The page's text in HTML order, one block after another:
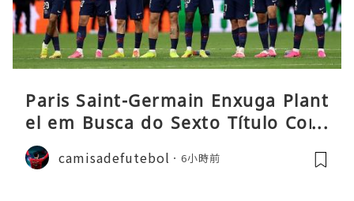
Paris Saint-Germain Enxuga Plant
el em Busca do Sexto Título Cons
ecutivo da Liga
camisadefutebol 6小時前